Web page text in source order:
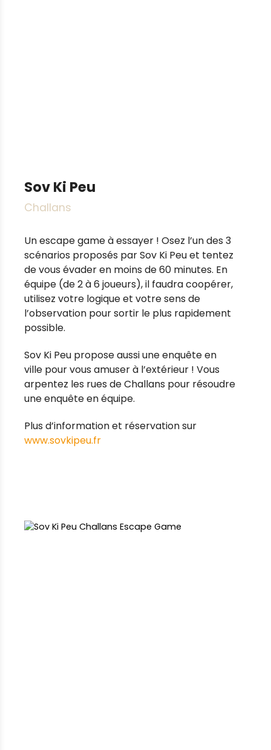
Sov Ki Peu
Challans
Un escape game à essayer ! Osez l’un des 3
scénarios proposés par Sov Ki Peu et tentez
de vous évader en moins de 60 minutes. En
équipe (de 2 à 6 joueurs), il faudra coopérer,
utilisez votre logique et votre sens de
l’observation pour sortir le plus rapidement
possible.
Sov Ki Peu propose aussi une enquête en
ville pour vous amuser à l’extérieur ! Vous
arpentez les rues de Challans pour résoudre
une enquête en équipe.
Plus d’information et réservation sur
www.sovkipeu.fr